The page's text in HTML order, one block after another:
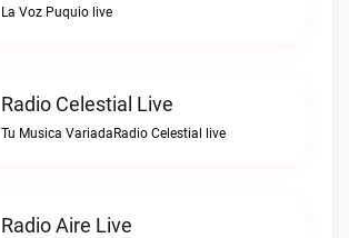
La Voz Puquio live
Radio Celestial Live
Tu Musica VariadaRadio Celestial live
Radio Aire Live